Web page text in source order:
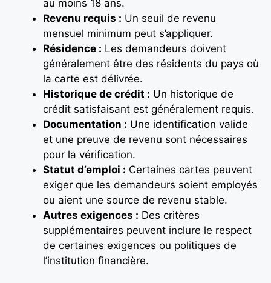
au moins 18 ans.
Revenu requis : Un seuil de revenu
mensuel minimum peut s’appliquer.
Résidence : Les demandeurs doivent
généralement être des résidents du pays où
la carte est délivrée.
Historique de crédit : Un historique de
crédit satisfaisant est généralement requis.
Documentation : Une identification valide
et une preuve de revenu sont nécessaires
pour la vérification.
Statut d’emploi : Certaines cartes peuvent
exiger que les demandeurs soient employés
ou aient une source de revenu stable.
Autres exigences : Des critères
supplémentaires peuvent inclure le respect
de certaines exigences ou politiques de
l’institution financière.